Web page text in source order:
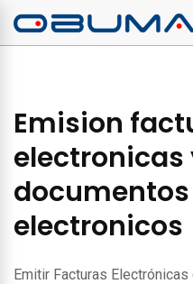
Emision
electronicas
electronicos
Emitir Facturas